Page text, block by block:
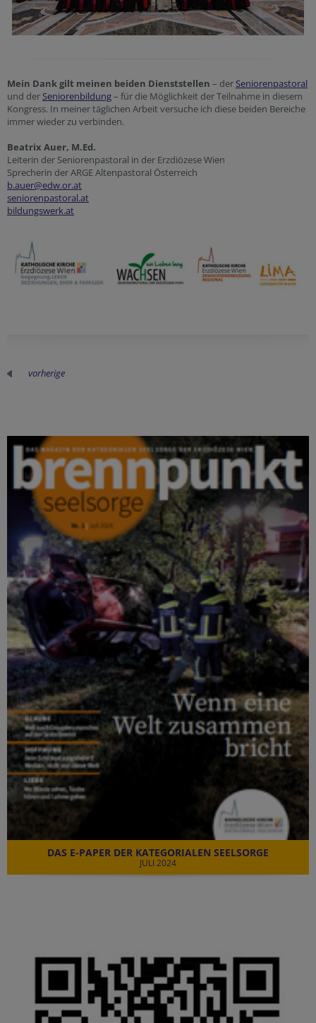
Mein Dank gilt meinen beiden Dienststellen – der Seniorenpastoral
und der Seniorenbildung– für die Möglichkeit der Teilnahme in diesem
Kongress. In meiner täglichen Arbeit versuche ich diese beiden Bereiche
immer wieder zu verbinden.
Beatrix Auer, M.Ed.
Leiterin der Seniorenpastoral in der Erzdiözese Wien
Sprecherin der ARGE Altenpastoral Österreich
b.auer@edw.or.at
seniorenpastoral.at
bildungswerk.at
vorherige
DAS E-PAPER DER KATEGORIALEN SEELSORGE
JULI 2024